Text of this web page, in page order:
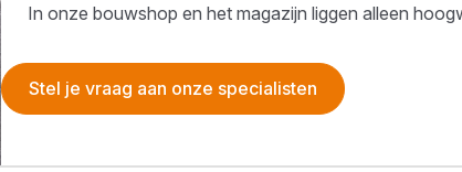
In onze bouwshop en het magazijn liggen alleen
Stel je vraag aan onze specialisten